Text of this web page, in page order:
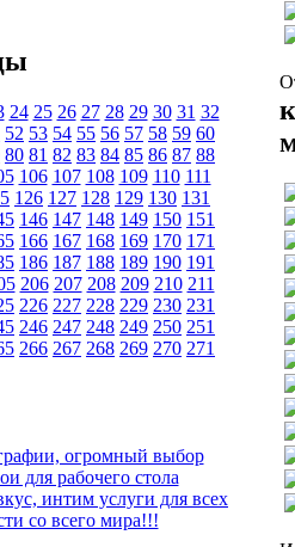
24 25 26 27 28 29 30 31 32
52 53 54 55 56 57 58 59 60
80 81 82 83 84 85 86 87 88
106 107 108 109 110 111
126 127 128 129 130 131
146 147 148 149 150 151
166 167 168 169 170 171
186 187 188 189 190 191
206 207 208 209 210 211
226 227 228 229 230 231
246 247 248 249 250 251
266 267 268 269 270 271
огромный выбор
для рабочего стола
интим услуги для всех
со всего мира!!!